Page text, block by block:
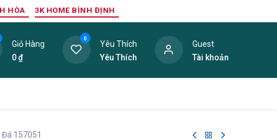
HÒA 3K HOME BÌNH ĐỊNH
Giỏ Hàng
0₫
0
Yêu Thích
Yêu Thích
Guest
Tài khoản
157051